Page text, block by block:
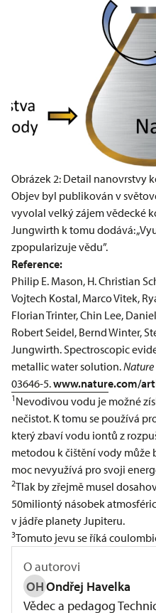
Obrázek 2: Detail nanovrstvy
Objev byl publikován v
vyvolal velký zájem vědecké
Jungwirth k tomu dodává:
zpopularizuje vědu”.
Reference:
Philip E. Mason, H. Christian
Vojtech Kostal, Marco Vitek,
Florian Trinter, Chin Lee,
Robert Seidel, Bernd Winter,
Jungwirth. Spectroscopic
metallic water solution.Nature
03646-5.www.nature.com/
1 Nevodivou vodu je možné
nečistot. K tomu se používá
který zbaví vodu iontů z
metodou k čištění vody může
moc nevyužívá pro svoji
​2Tlak by zřejmě musel
50miliontý násobek
v jádře planety Jupiteru.
3Tomuto jevu se říká
O autorovi
OHOndřej Havelka
Vědec a pedagog